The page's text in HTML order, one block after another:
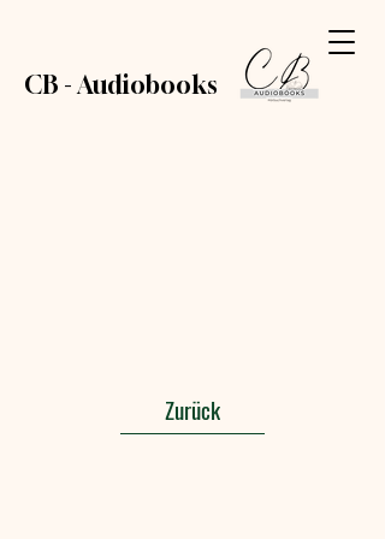
CB - Audiobooks
Zurück